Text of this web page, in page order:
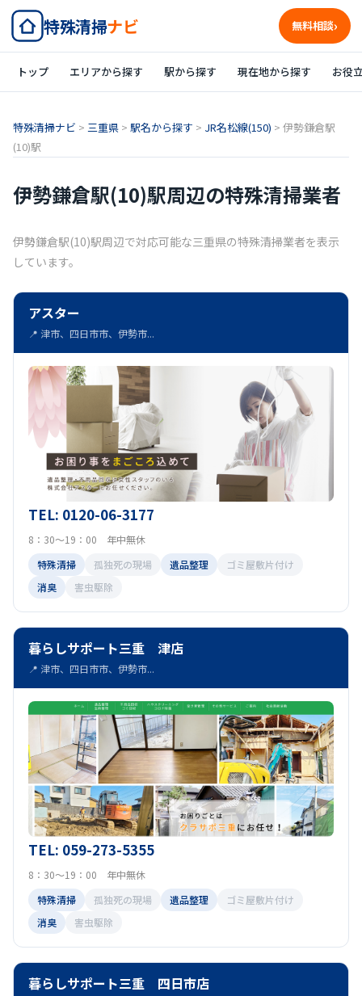
特殊清掃ナビ 無料相談
トップ エリアから探す 駅から探す 現在地から探す お役
特殊清掃ナビ > 三重県 > 駅名から探す > JR名松線(150) > 伊勢鎌倉駅
(10)駅
伊勢鎌倉駅(10)駅周辺の特殊清掃業者
伊勢鎌倉駅(10)駅周辺で対応可能な三重県の特殊清掃業者を表示
しています。
アスター
📍 津市、四日市市、伊勢市...
TEL: 0120-06-3177
8：30～19：00 年中無休
特殊清掃
孤独死の現場 遺品整理
ゴミ屋敷片付け
消臭
害虫駆除
暮らしサポート三重 津店
📍 津市、四日市市、伊勢市...
TEL: 059-273-5355
8：30～19：00 年中無休
特殊清掃
孤独死の現場 遺品整理
ゴミ屋敷片付け
消臭
害虫駆除
暮らしサポート三重 四日市店